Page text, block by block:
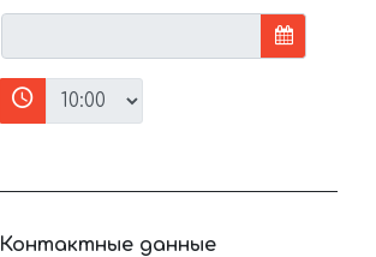
Контактные данные